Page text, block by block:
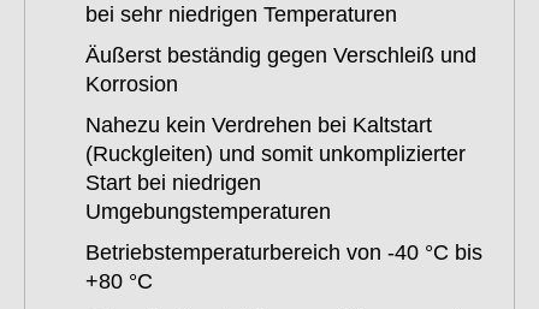
bei sehr niedrigen Temperaturen
Äußerst beständig gegen Verschleiß und
Korrosion
Nahezu kein Verdrehen bei Kaltstart
(Ruckgleiten) und somit unkomplizierter
Start bei niedrigen
Umgebungstemperaturen
Betriebstemperaturbereich von -40 °C bis
+80 °C